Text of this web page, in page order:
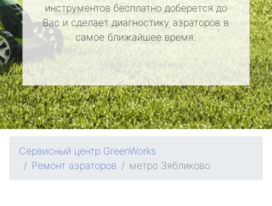
инструментов бесплатно доберется до
Вас и сделает диагностику аэраторов в
самое ближайшее время.
Сервисный центр GreenWorks
Ремонт аэраторов
метро Зябликово